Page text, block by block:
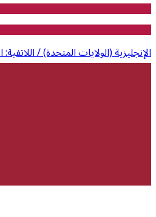
الإنجليزية (الولايات المتحدة) /